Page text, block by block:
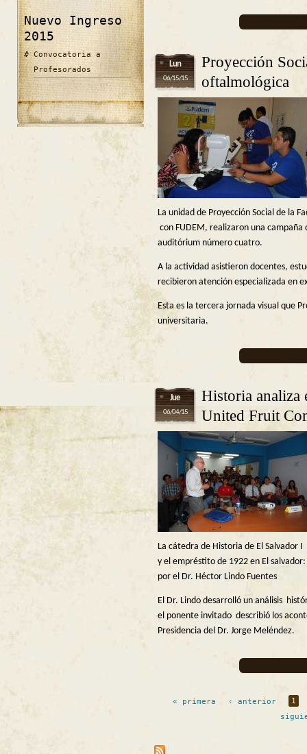
Nuevo Ingreso
2015
Convocatoria a
Profesorados
Lun
06/15/15
Proyección
oftalmológica
La unidad de Proyección Social de la
con FUDEM, realizaron una
auditórium número cuatro.
A la actividad asistieron docentes,
recibieron atención especializada en
Esta es la tercera jornada visual que
universitaria.
Jue
06/04/15
Historia analiza
United Fruit
La cátedra de Historia de El Salvador
y el empréstito de 1922 en El
por el Dr. Héctor Lindo Fuentes
El Dr. Lindo desarrolló un análisis
el ponente invitado describió los
Presidencia del Dr. Jorge Meléndez.
Páginas
« primera ‹ anterior
1